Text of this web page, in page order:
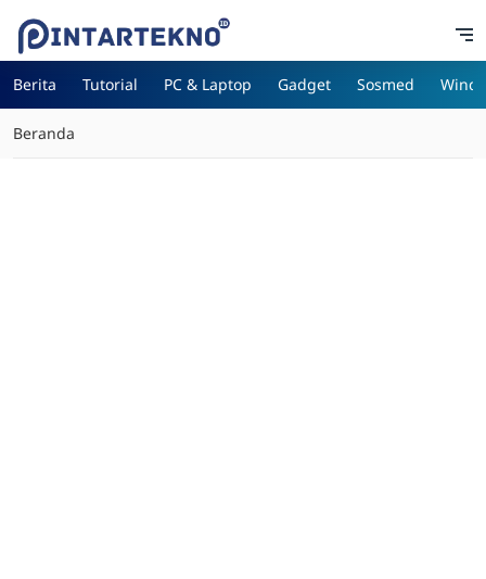
Berita Tutorial PC & Laptop Gadget Sosmed
Beranda